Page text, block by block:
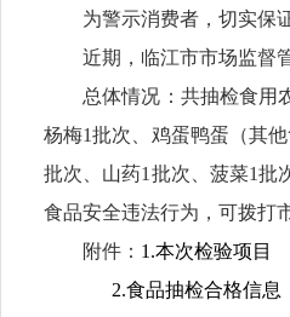
为警示消费者，切实保证
近期，临江市市场监督管
总体情况：共抽检食用农
杨梅1批次、鸡蛋鸭蛋（其
批次、山药1批次、菠菜1批
食品安全违法行为，可拨打
附件： 1.本次检验项目
2.食品抽检合格信息